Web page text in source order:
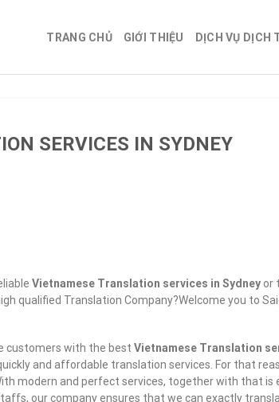
TRANG CHỦ GIỚI THIỆU DỊCH VỤ DỊCH
SERVICES IN SYDNEY
Vietnamese Translation services in Sydney or
qualified Translation Company?Welcome you to
customers with the best Vietnamese Translation
and affordable translation services. For that
modern and perfect services, together with that is
our company ensures that we can exactly